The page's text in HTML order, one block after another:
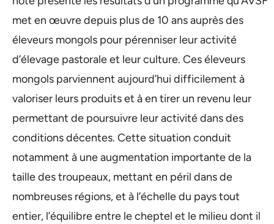
met en œuvre depuis plus de 10 ans auprès des
éleveurs mongols pour pérenniser leur activité
d’élevage pastorale et leur culture. Ces éleveurs
mongols parviennent aujourd’hui difficilement à
valoriser leurs produits et à en tirer un revenu leur
permettant de poursuivre leur activité dans des
conditions décentes. Cette situation conduit
notamment à une augmentation importante de la
taille des troupeaux, mettant en péril dans de
nombreuses régions, et à l’échelle du pays tout
entier, l’équilibre entre le cheptel et le milieu dont il